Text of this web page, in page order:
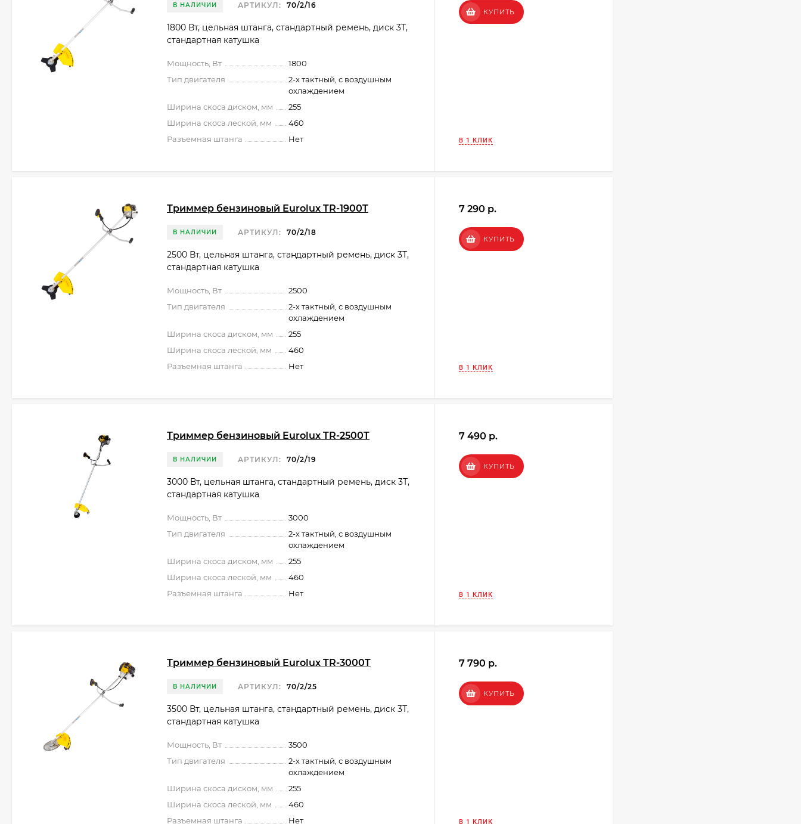
В НАЛИЧИИ АРТИКУЛ: 70/2/16
1800 Вт, цельная штанга, стандартный ремень, диск 3Т,
стандартная катушка
Мощность, Вт
1800
Тип двигателя
2-х тактный, с воздушным
охлаждением
Ширина скоса диском, мм
255
Ширина скоса леской, мм
460
Разъемная штанга
Нет
КУПИТЬ
В 1 КЛИК
Триммер бензиновый Eurolux TR-1900T
В НАЛИЧИИ АРТИКУЛ: 70/2/18
2500 Вт, цельная штанга, стандартный ремень, диск 3Т,
стандартная катушка
Мощность, Вт
2500
Тип двигателя
2-х тактный, с воздушным
охлаждением
Ширина скоса диском, мм
255
Ширина скоса леской, мм
460
Разъемная штанга
Нет
7 290 p.
КУПИТЬ
В 1 КЛИК
Триммер бензиновый Eurolux TR-2500T
В НАЛИЧИИ АРТИКУЛ: 70/2/19
3000 Вт, цельная штанга, стандартный ремень, диск 3Т,
стандартная катушка
Мощность, Вт
3000
Тип двигателя
2-х тактный, с воздушным
охлаждением
Ширина скоса диском, мм
255
Ширина скоса леской, мм
460
Разъемная штанга
Нет
7 490 p.
КУПИТЬ
В 1 КЛИК
Триммер бензиновый Eurolux TR-3000T
В НАЛИЧИИ АРТИКУЛ: 70/2/25
3500 Вт, цельная штанга, стандартный ремень, диск 3Т,
стандартная катушка
Мощность, Вт
3500
Тип двигателя
2-х тактный, с воздушным
охлаждением
Ширина скоса диском, мм
255
Ширина скоса леской, мм
460
Разъемная штанга
Нет
7 790 p.
КУПИТЬ
В 1 КЛИК